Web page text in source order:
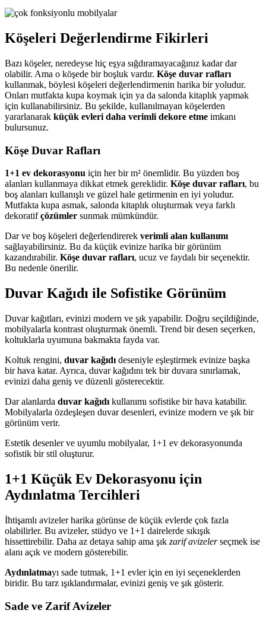
Köşeleri Değerlendirme Fikirleri
Bazı köşeler, neredeyse hiç eşya sığdıramayacağınız kadar dar
olabilir. Ama o köşede bir boşluk vardır. Köşe duvar rafları
kullanmak, böylesi köşeleri değerlendirmenin harika bir yoludur.
Onları mutfakta kupa koymak için ya da salonda kitaplık yapmak
için kullanabilirsiniz. Bu şekilde, kullanılmayan köşelerden
yararlanarak küçük evleri daha verimli dekore etme imkanı
bulursunuz.
Köşe Duvar Rafları
1+1 ev dekorasyonu için her bir m² önemlidir. Bu yüzden boş
alanları kullanmaya dikkat etmek gereklidir. Köşe duvar rafları, bu
boş alanları kullanışlı ve güzel hale getirmenin en iyi yoludur.
Mutfakta kupa asmak, salonda kitaplık oluşturmak veya farklı
dekoratifçözümler sunmak mümkündür.
Dar ve boş köşeleri değerlendirerek verimli alan kullanımı
sağlayabilirsiniz. Bu da küçük evinize harika bir görünüm
kazandırabilir. Köşe duvar rafları, ucuz ve faydalı bir seçenektir.
Bu nedenle önerilir.
Duvar Kağıdı ile Sofistike Görünüm
Duvar kağıtları, evinizi modern ve şık yapabilir. Doğru seçildiğinde,
mobilyalarla kontrast oluşturmak önemli. Trend bir desen seçerken,
koltuklarla uyumuna bakmakta fayda var.
Koltuk rengini, duvar kağıdı deseniyle eşleştirmek evinize başka
bir hava katar. Ayrıca, duvar kağıdını tek bir duvara sınırlamak,
evinizi daha geniş ve düzenli gösterecektir.
Dar alanlarda duvar kağıdı kullanımı sofistike bir hava katabilir.
Mobilyalarla özdeşleşen duvar desenleri, evinize modern ve şık bir
görünüm verir.
Estetik desenler ve uyumlu mobilyalar, 1+1 ev dekorasyonunda
sofistik bir stil oluşturur.
1+1 Küçük Ev Dekorasyonu için
Aydınlatma Tercihleri
İhtişamlı avizeler harika görünse de küçük evlerde çok fazla
olabilirler. Bu avizeler, stüdyo ve 1+1 dairelerde sıkışık
hissettirebilir. Daha az detaya sahip ama şık zarif avizelerseçmek ise
alanı açık ve modern gösterebilir.
Aydınlatmayı sade tutmak, 1+1 evler için en iyi seçeneklerden
biridir. Bu tarz ışıklandırmalar, evinizi geniş ve şık gösterir.
Sade ve Zarif Avizeler